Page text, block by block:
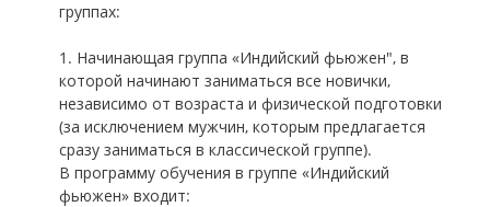
группах:
1. Начинающая группа «Индийский фьюжен", в
которой начинают заниматься все новички,
независимо от возраста и физической подготовки
(за исключением мужчин, которым предлагается
сразу заниматься в классической группе).
В программу обучения в группе «Индийский
фьюжен» входит: